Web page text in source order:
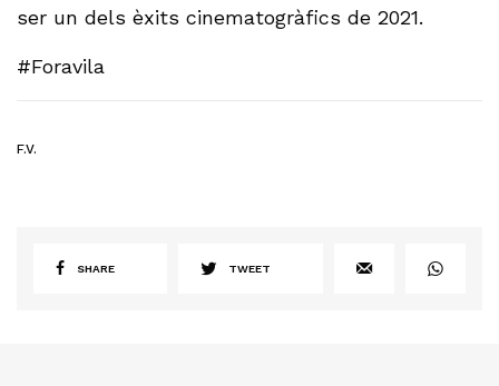
ser un dels èxits cinematogràfics de 2021.
#Foravila
F.V.
SHARE TWEET